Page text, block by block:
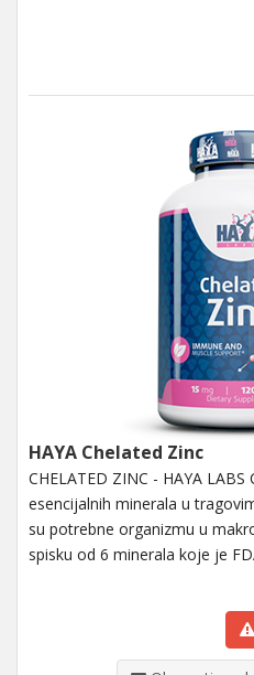
HAYA Chelated Zinc
CHELATED ZINC - HAYA
esencijalnih minerala u
su potrebne organizmu u
spisku od 6 minerala koje je